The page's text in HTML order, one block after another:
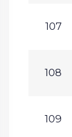
107
108
109